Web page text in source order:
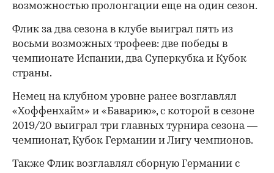
возможностью пролонгации еще на один сезон.
Флик за два сезона в клубе выиграл пять из
восьми возможных трофеев: две победы в
чемпионате Испании, два Суперкубка и Кубок
страны.
Немец на клубном уровне ранее возглавлял
«Хоффенхайм» и «Баварию», с которой в сезоне
2019/20 выиграл три главных турнира сезона —
чемпионат, Кубок Германии и Лигу чемпионов.
Также Флик возглавлял сборную Германии с